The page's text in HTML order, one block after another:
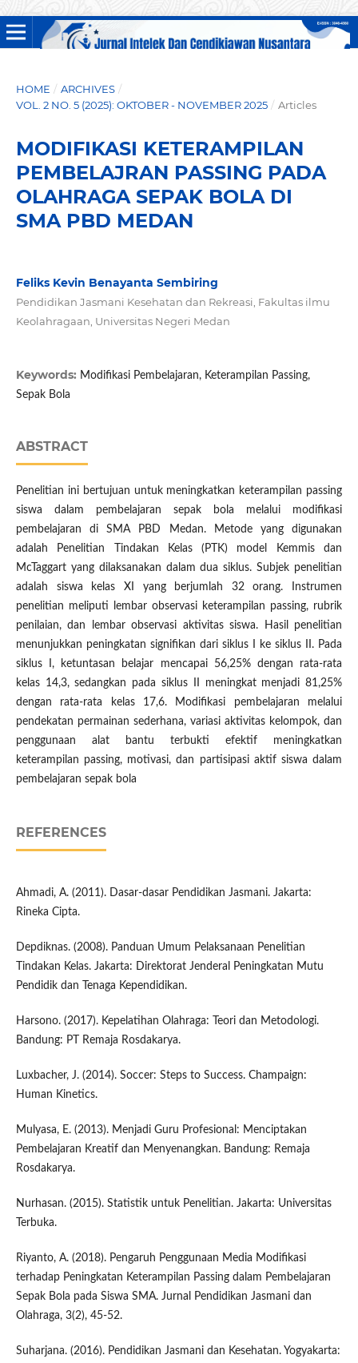
HOME / ARCHIVES /
VOL. 2 NO. 5 (2025): OKTOBER - NOVEMBER 2025 / Articles
MODIFIKASI KETERAMPILAN
PEMBELAJRAN PASSING PADA
OLAHRAGA SEPAK BOLA DI
SMA PBD MEDAN
Feliks Kevin Benayanta Sembiring
Pendidikan Jasmani Kesehatan dan Rekreasi, Fakultas ilmu
Keolahragaan, Universitas Negeri Medan
Keywords: Modifikasi Pembelajaran, Keterampilan Passing,
Sepak Bola
ABSTRACT
Penelitian ini bertujuan untuk meningkatkan keterampilan passing
siswa dalam pembelajaran sepak bola melalui modifikasi
pembelajaran di SMA PBD Medan. Metode yang digunakan
adalah Penelitian Tindakan Kelas (PTK) model Kemmis dan
McTaggart yang dilaksanakan dalam dua siklus. Subjek penelitian
adalah siswa kelas XI yang berjumlah 32 orang. Instrumen
penelitian meliputi lembar observasi keterampilan passing, rubrik
penilaian, dan lembar observasi aktivitas siswa. Hasil penelitian
menunjukkan peningkatan signifikan dari siklus I ke siklus II. Pada
siklus I, ketuntasan belajar mencapai 56,25% dengan rata-rata
kelas 14,3, sedangkan pada siklus II meningkat menjadi 81,25%
dengan rata-rata kelas 17,6. Modifikasi pembelajaran melalui
pendekatan permainan sederhana, variasi aktivitas kelompok, dan
penggunaan alat bantu terbukti efektif meningkatkan
keterampilan passing, motivasi, dan partisipasi aktif siswa dalam
pembelajaran sepak bola
REFERENCES
Ahmadi, A. (2011). Dasar-dasar Pendidikan Jasmani. Jakarta:
Rineka Cipta.
Depdiknas. (2008). Panduan Umum Pelaksanaan Penelitian
Tindakan Kelas. Jakarta: Direktorat Jenderal Peningkatan Mutu
Pendidik dan Tenaga Kependidikan.
Harsono. (2017). Kepelatihan Olahraga: Teori dan Metodologi.
Bandung: PT Remaja Rosdakarya.
Luxbacher, J. (2014). Soccer: Steps to Success. Champaign:
Human Kinetics.
Mulyasa, E. (2013). Menjadi Guru Profesional: Menciptakan
Pembelajaran Kreatif dan Menyenangkan. Bandung: Remaja
Rosdakarya.
Nurhasan. (2015). Statistik untuk Penelitian. Jakarta: Universitas
Terbuka.
Riyanto, A. (2018). Pengaruh Penggunaan Media Modifikasi
terhadap Peningkatan Keterampilan Passing dalam Pembelajaran
Sepak Bola pada Siswa SMA. Jurnal Pendidikan Jasmani dan
Olahraga, 3(2), 45-52.
Suharjana. (2016). Pendidikan Jasmani dan Kesehatan. Yogyakarta: